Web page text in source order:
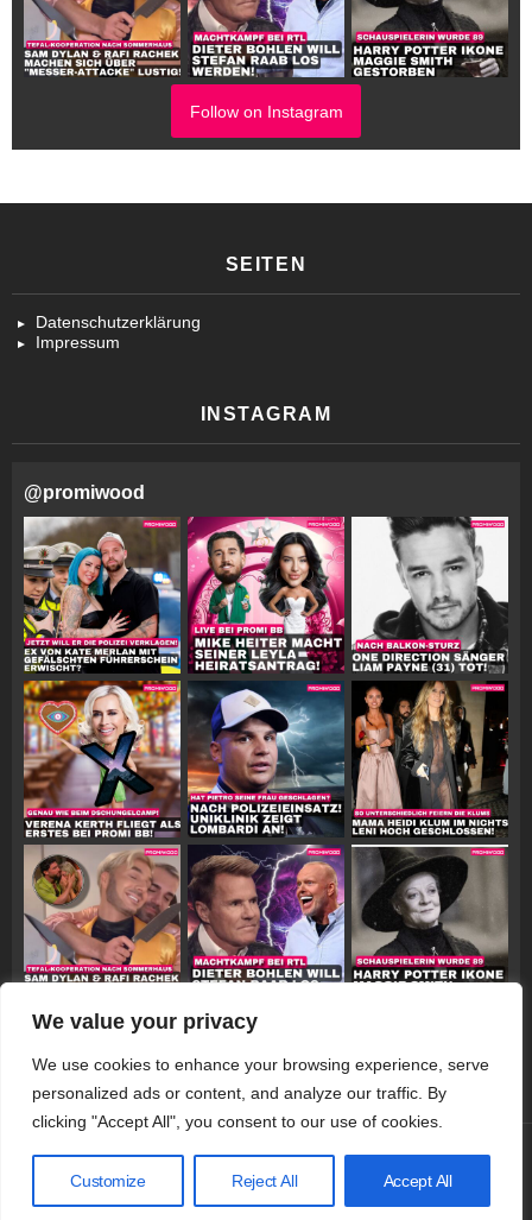
We value your privacy
We use cookies to enhance your browsing experience, serve
personalized ads or content, and analyze our traffic. By
clicking "Accept All", you consent to our use of cookies.
Customize Reject All Accept All
Follow on Instagram
SEITEN
Datenschutzerklärung
Impressum
INSTAGRAM
@promiwood
Follow on Instagram
Datenschutzerklärung Impressum